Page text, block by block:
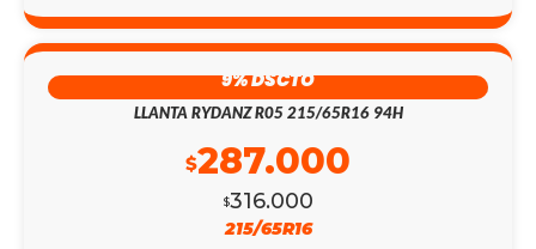
9% DSCTO
LLANTA RYDANZ R05 215/65R16 94H
$316.000
$287.000
215/65R16